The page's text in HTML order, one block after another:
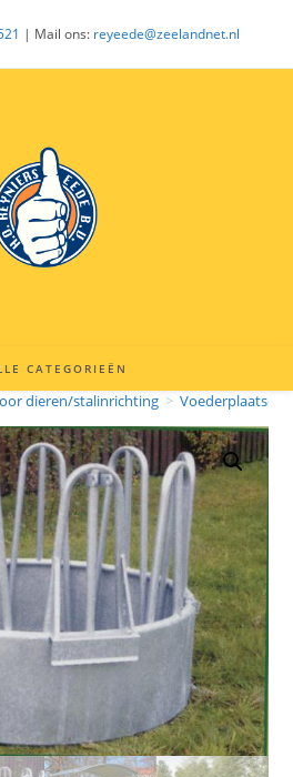
| Mail ons: reyeede@zeelandnet.nl
CATEGORIEËN
dieren/stalinrichting > Voederplaatsen